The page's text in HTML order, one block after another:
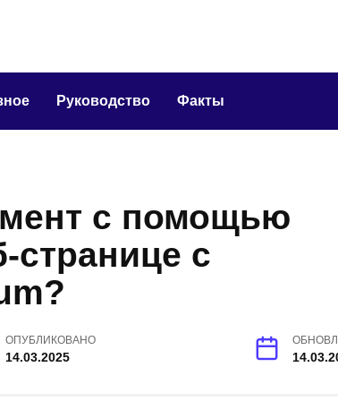
Руководство Факты
с помощью
странице с
ОПУБЛИКОВАНО
14.03.2025